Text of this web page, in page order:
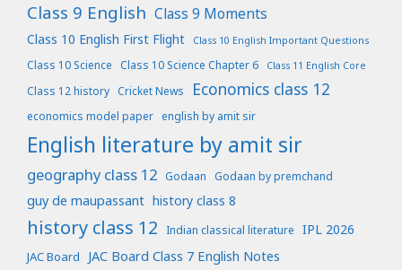
Class 9 English Class 9 Moments
Class 10 English First Flight Class 10 English Important Questions
Class 10 Science Class 10 Science Chapter 6 Class 11 English Core
Class 12 history Cricket News Economics class 12
economics model paper english by amit sir
English literature by amit sir
geography class 12 Godaan Godaan by premchand
guy de maupassant history class 8
history class 12 Indian classical literature IPL 2026
JAC Board JAC Board Class 7 English Notes